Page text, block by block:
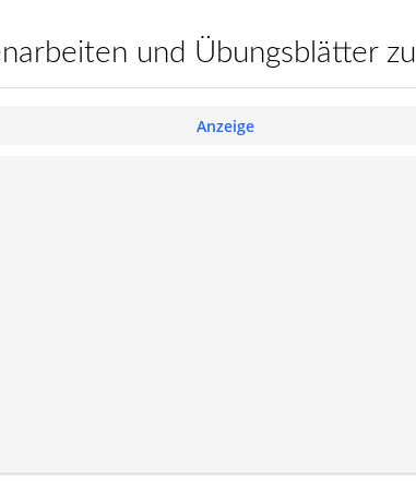
und Übungsblätter zu
Anzeige